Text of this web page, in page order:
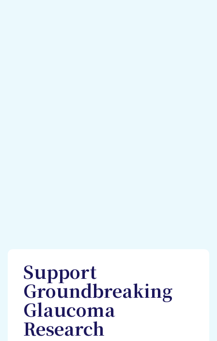
Support
Groundbreaking
Glaucoma
Research